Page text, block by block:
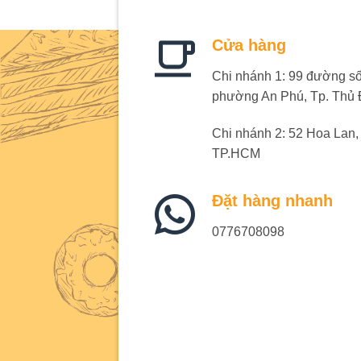
Cửa hàng
Chi nhánh 1: 99 đường
phường An Phú, Tp. Thủ
Chi nhánh 2: 52 Hoa
TP.HCM
Đặt hàng nhanh
0776708098